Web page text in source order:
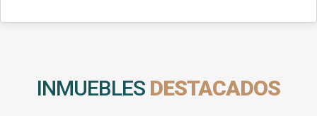
INMUEBLES DESTACADOS